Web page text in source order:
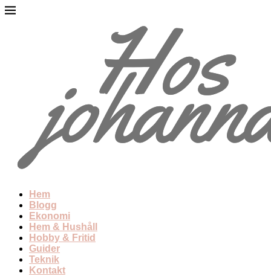
Hem
Blogg
Ekonomi
Hem & Hushåll
Hobby & Fritid
Guider
Teknik
Kontakt